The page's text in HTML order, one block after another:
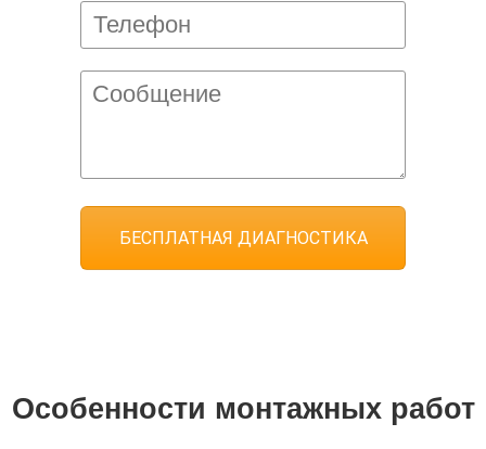
Особенности монтажных работ